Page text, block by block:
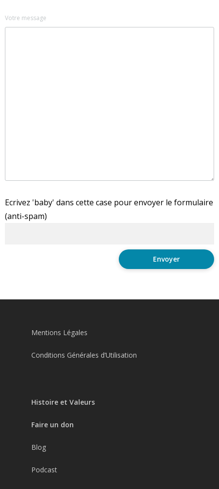
Votre message
Ecrivez 'baby' dans cette case pour envoyer le formulaire
(anti-spam)
Mentions Légales
Conditions Générales d’Utilisation
Histoire et Valeurs
Faire un don
Blog
Podcast